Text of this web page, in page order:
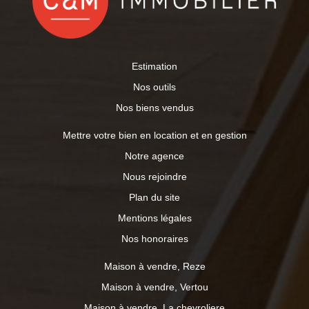
Estimation
Nos outils
Nos biens vendus
Mettre votre bien en location et en gestion
Notre agence
Nous rejoindre
Plan du site
Mentions légales
Nos honoraires
Maison à vendre, Reze
Maison à vendre, Vertou